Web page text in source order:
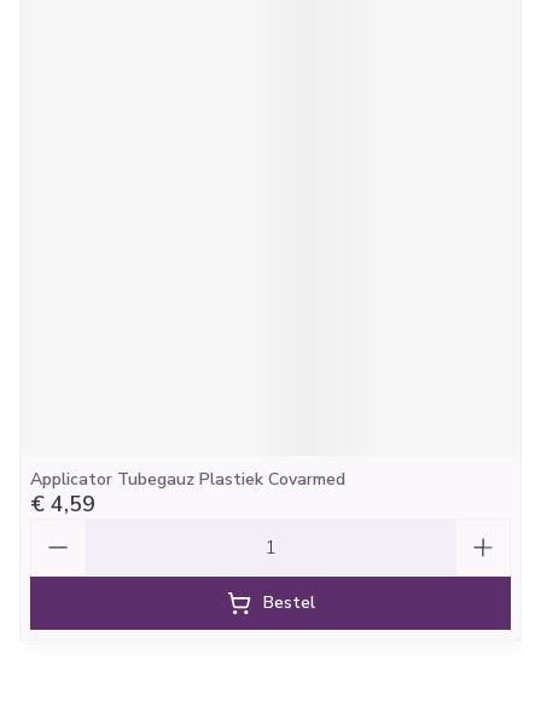
Applicator Tubegauz Plastiek Covarmed
€ 4,59
Bestel